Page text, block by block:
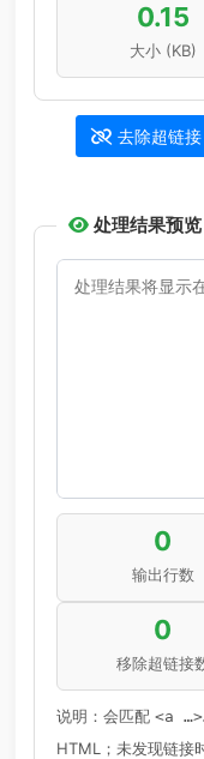
0.15
大小 (KB)
去除超链接
处理结果预览
0
输出行数
0
移除超链接
说明：会匹配 <a
HTML；未发现链接